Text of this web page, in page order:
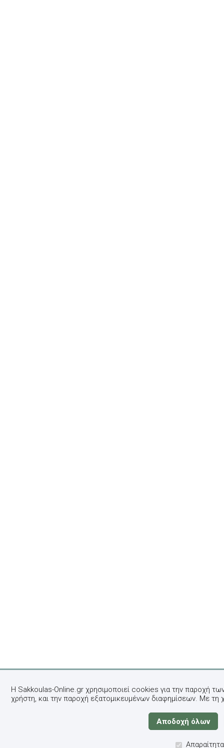
Η Sakkoulas-Online.gr χρησιμοποιεί cookies για την παροχή
χρήστη, και την παροχή εξατομικευμένων διαφημίσεων. Με